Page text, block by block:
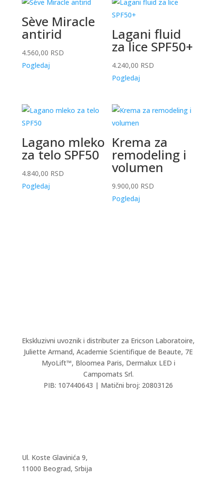
Sève Miracle
antirid
4.560,00 RSD
Pogledaj
Lagani fluid
za lice SPF50+
4.240,00 RSD
Pogledaj
Lagano mleko
za telo SPF50
4.840,00 RSD
Pogledaj
Krema za
remodeling i
volumen
9.900,00 RSD
Pogledaj
Ekskluzivni uvoznik i distributer za Ericson Laboratoire,
Juliette Armand,Academie Scientifique de Beaute, 7E
MyoLift™, Bloomea Paris, Dermalux LED i
Campomats Srl.
PIB: 107440643 | Matični broj: 20803126
Ul. Koste Glavinića 9,
11000 Beograd, Srbija